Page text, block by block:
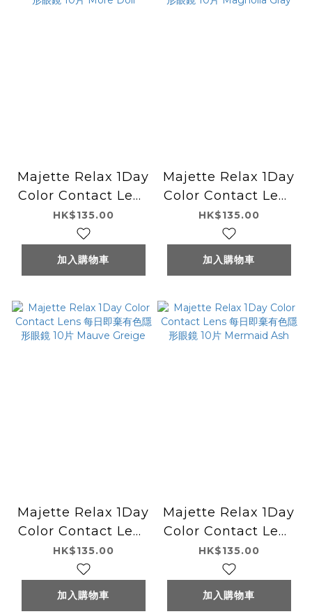
Majette Relax 1Day
Color Contact Lens
每日即棄有色隱形眼鏡
10片 More Doll
HK$135.00
加入購物車
Majette Relax 1Day
Color Contact Lens
每日即棄有色隱形眼鏡
10片 Magnolia Gray
HK$135.00
加入購物車
Majette Relax 1Day
Color Contact Lens
每日即棄有色隱形眼鏡
10片 Mauve Greige
HK$135.00
加入購物車
Majette Relax 1Day
Color Contact Lens
每日即棄有色隱形眼鏡
10片 Mermaid Ash
HK$135.00
加入購物車